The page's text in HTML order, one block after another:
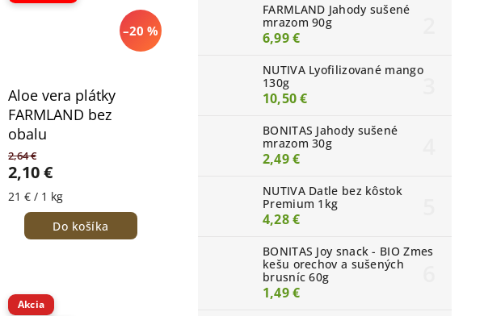
FARMLAND Jahody sušené
mrazom 90g
6,99 €
NUTIVA Lyofilizované mango
130g
10,50 €
BONITAS Jahody sušené
mrazom 30g
2,49 €
NUTIVA Datle bez kôstok
Premium 1kg
4,28 €
BONITAS Joy snack - BIO Zmes
kešu orechov a sušených
brusníc 60g
1,49 €
–20 %
Aloe vera plátky
FARMLAND bez
obalu
2,64 €
2,10 €
21 € / 1 kg
Do košíka
Akcia